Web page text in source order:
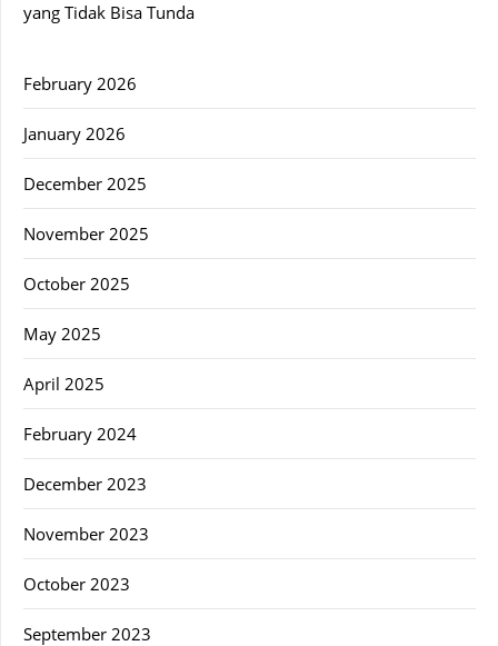
yang Tidak Bisa Tunda
February 2026
January 2026
December 2025
November 2025
October 2025
May 2025
April 2025
February 2024
December 2023
November 2023
October 2023
September 2023